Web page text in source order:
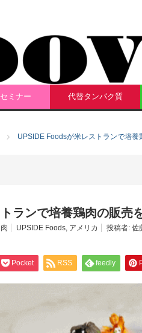
ミナー 代替タンパク質
UPSIDE Foodsが米レストランで培養
ランで培養鶏肉の販売
UPSIDE Foods, アメリカ 投稿者: 佐
Pocket RSS feedly